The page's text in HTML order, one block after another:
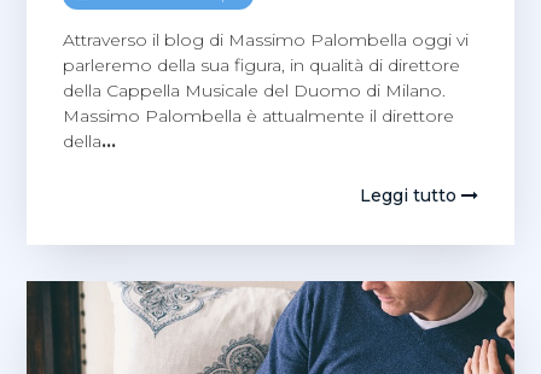
Attraverso il blog di Massimo Palombella oggi vi
parleremo della sua figura, in qualità di direttore
della Cappella Musicale del Duomo di Milano.
Massimo Palombella è attualmente il direttore
della…
Leggi tutto